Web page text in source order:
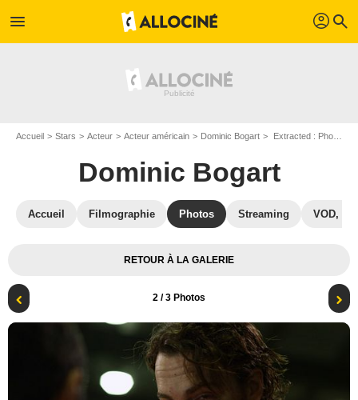
menu profil search
Accueil Stars Acteur Acteur américain Dominic Bogart Extracted : Photo Dominic Bogart
Dominic Bogart
Accueil Filmographie Photos Streaming VOD,
RETOUR À LA GALERIE
2 / 3 Photos